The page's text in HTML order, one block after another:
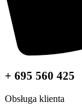
+ 695 560 425
Obsługa klienta